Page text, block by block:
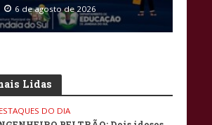
6 de agosto de 2026
Lidas
DO DIA